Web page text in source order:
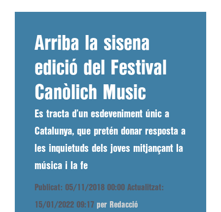
Arriba la sisena
edició del Festival
Canòlich Music
Es tracta d’un esdeveniment únic a
Catalunya, que pretén donar resposta a
les inquietuds dels joves mitjançant la
música i la fe
Publicat: 05/11/2018 00:00 Actualitzat:
15/01/2022 09:17 per Redacció